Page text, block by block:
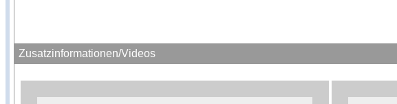
Zusatzinformationen/Videos